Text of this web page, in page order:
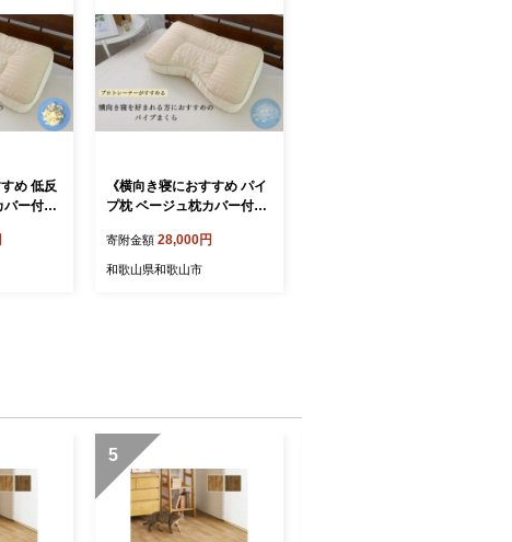
め 低反
バー付》
《横向き寝におすすめ パイ
プ枕 ベージュ枕カバー付》
寄附金額 28,000円
和歌山県和歌山市
5